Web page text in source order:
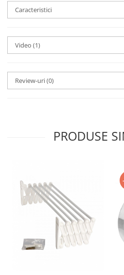
Caracteristici
Video (1)
Review-uri(0)
PRODUSE